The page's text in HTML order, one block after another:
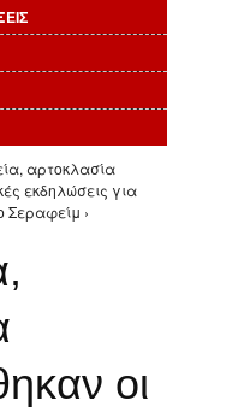
αρτοκλασία
εκδηλώσεις για
Σεραφείμ ›
οι